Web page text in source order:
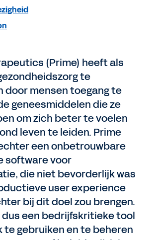
(Prime) heeft als
te
door mensen toegang te
geneesmiddelen die ze
om zich beter te voelen
leven te leiden. Prime
een onbetrouwbare
software voor
die niet bevorderlijk was
user experience
bij dit doel zou brengen.
dus een bedrijfskritieke tool
te gebruiken en te beheren